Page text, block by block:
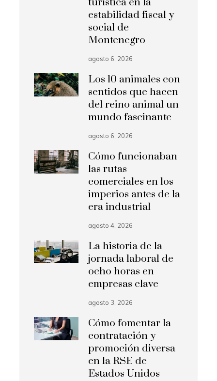
estabilidad fiscal y
social de
Montenegro
agosto 6, 2026
Los 10 animales con
sentidos que hacen
del reino animal un
mundo fascinante
agosto 6, 2026
Cómo funcionaban
las rutas
comerciales en los
imperios antes de la
era industrial
agosto 4, 2026
La historia de la
jornada laboral de
ocho horas en
empresas clave
agosto 3, 2026
Cómo fomentar la
contratación y
promoción diversa
en la RSE de
Estados Unidos